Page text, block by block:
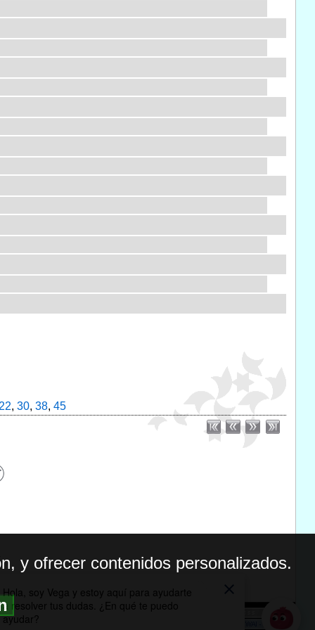
22, 30, 38, 45
DE PRIVACIDAD
y ofrecer contenidos personalizados.